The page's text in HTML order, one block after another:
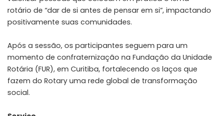
rotário de “dar de si antes de pensar em si”, impactando
positivamente suas comunidades.
Após a sessão, os participantes seguem para um
momento de confraternização na Fundação da Unidade
Rotária (FUR), em Curitiba, fortalecendo os laços que
fazem do Rotary uma rede global de transformação
social.